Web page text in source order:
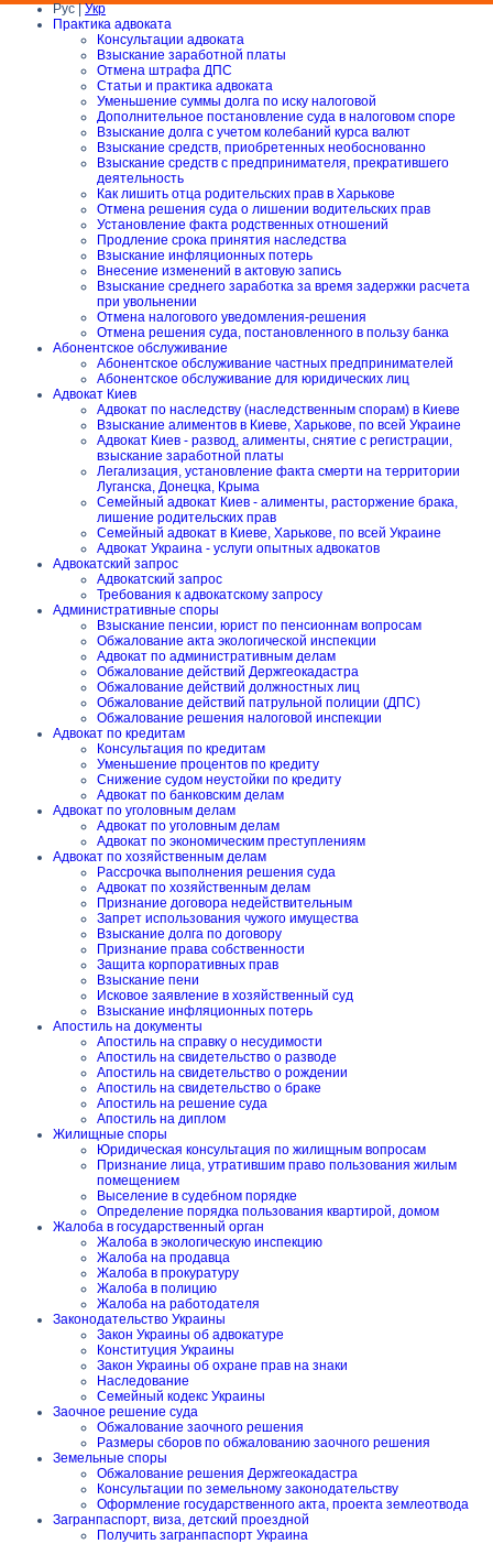
Рус |Укр
Практика адвоката
Консультации адвоката
Взыскание заработной платы
Отмена штрафа ДПС
Статьи и практика адвоката
Уменьшение суммы долга по иску налоговой
Дополнительное постановление суда в налоговом споре
Взыскание долга с учетом колебаний курса валют
Взыскание средств, приобретенных необоснованно
Взыскание средств с предпринимателя, прекратившего
деятельность
Как лишить отца родительских прав в Харькове
Отмена решения суда о лишении водительских прав
Установление факта родственных отношений
Продление срока принятия наследства
Взыскание инфляционных потерь
Внесение изменений в актовую запись
Взыскание среднего заработка за время задержки расчета
при увольнении
Отмена налогового уведомления-решения
Отмена решения суда, постановленного в пользу банка
Абонентское обслуживание
Абонентское обслуживание частных предпринимателей
Абонентское обслуживание для юридических лиц
Адвокат Киев
Адвокат по наследству (наследственным спорам) в Киеве
Взыскание алиментов в Киеве, Харькове, по всей Украине
Адвокат Киев - развод, алименты, снятие с регистрации,
взыскание заработной платы
Легализация, установление факта смерти на территории
Луганска, Донецка, Крыма
Семейный адвокат Киев - алименты, расторжение брака,
лишение родительских прав
Семейный адвокат в Киеве, Харькове, по всей Украине
Адвокат Украина - услуги опытных адвокатов
Адвокатский запрос
Адвокатский запрос
Требования к адвокатскому запросу
Административные споры
Взыскание пенсии, юрист по пенсионнам вопросам
Обжалование акта экологической инспекции
Адвокат по административным делам
Обжалование действий Держгеокадастра
Обжалование действий должностных лиц
Обжалование действий патрульной полиции (ДПС)
Обжалование решения налоговой инспекции
Адвокат по кредитам
Консультация по кредитам
Уменьшение процентов по кредиту
Снижение судом неустойки по кредиту
Адвокат по банковским делам
Адвокат по уголовным делам
Адвокат по уголовным делам
Адвокат по экономическим преступлениям
Адвокат по хозяйственным делам
Рассрочка выполнения решения суда
Адвокат по хозяйственным делам
Признание договора недействительным
Запрет использования чужого имущества
Взыскание долга по договору
Признание права собственности
Защита корпоративных прав
Взыскание пени
Исковое заявление в хозяйственный суд
Взыскание инфляционных потерь
Апостиль на документы
Апостиль на справку о несудимости
Апостиль на свидетельство о разводе
Апостиль на свидетельство о рождении
Апостиль на свидетельство о браке
Апостиль на решение суда
Апостиль на диплом
Жилищные споры
Юридическая консультация по жилищным вопросам
Признание лица, утратившим право пользования жилым
помещением
Выселение в судебном порядке
Определение порядка пользования квартирой, домом
Жалоба в государственный орган
Жалоба в экологическую инспекцию
Жалоба на продавца
Жалоба в прокуратуру
Жалоба в полицию
Жалоба на работодателя
Законодательство Украины
Закон Украины об адвокатуре
Конституция Украины
Закон Украины об охране прав на знаки
Наследование
Семейный кодекс Украины
Заочное решение суда
Обжалование заочного решения
Размеры сборов по обжалованию заочного решения
Земельные споры
Обжалование решения Держгеокадастра
Консультации по земельному законодательству
Оформление государственного акта, проекта землеотвода
Загранпаспорт, виза, детский проездной
Получить загранпаспорт Украина